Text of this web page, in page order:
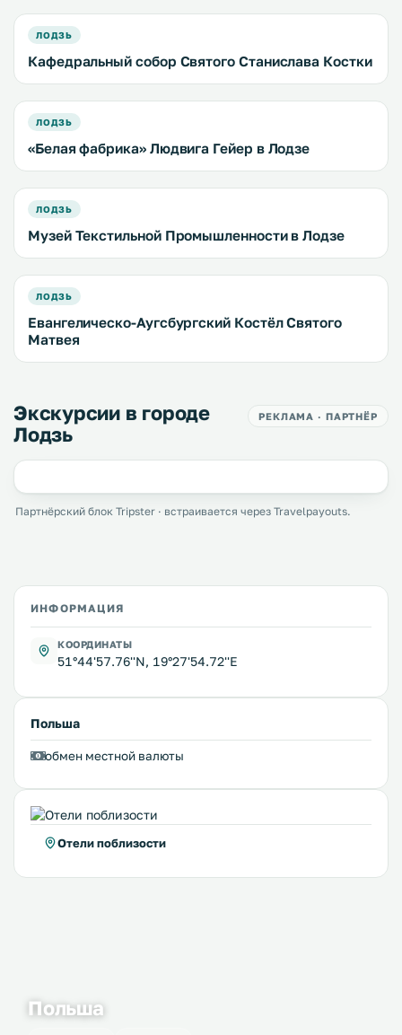
ЛОДЗЬ
Кафедральный собор Святого Станислава Костки
ЛОДЗЬ
«Белая фабрика» Людвига Гейер в Лодзе
ЛОДЗЬ
Музей Текстильной Промышленности в Лодзе
ЛОДЗЬ
Евангелическо-Аугсбургский Костёл Святого
Матвея
Экскурсии в городе
Лодзь
РЕКЛАМА · ПАРТНЁР
Партнёрский блок Tripster · встраивается через Travelpayouts.
ИНФОРМАЦИЯ
КООРДИНАТЫ
51°44'57.76''N, 19°27'54.72''E
Польша
обмен местной валюты
Отели поблизости
Польша